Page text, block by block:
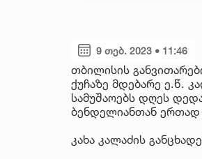
9 თებ. 2023 • 11:46
თბილისის
ქუჩაზე მდებარე ე.წ.
სამუშაოებს დღეს
ბენდელიანთან ერთად
კახა კალაძის